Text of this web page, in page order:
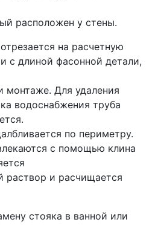
расположен у стены.
на расчетную
с длиной фасонной детали,
монтаже. Для удаления
водоснабжения труба
по периметру.
с помощью клина
раствор и расчищается
стояка в ванной или